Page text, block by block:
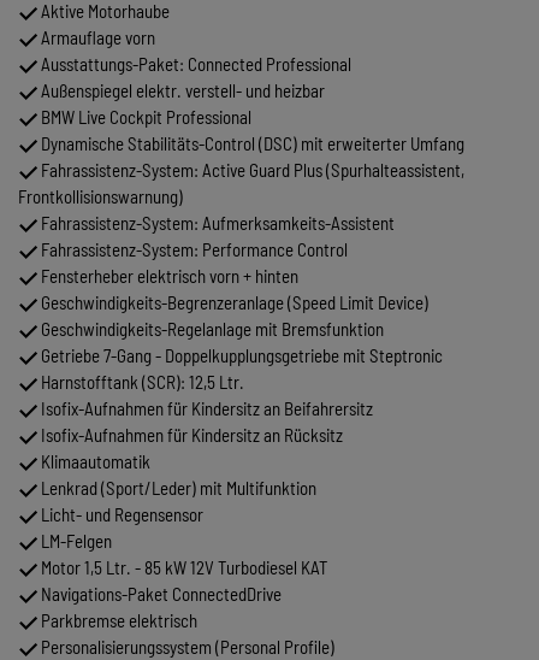
Aktive Motorhaube
Armauflage vorn
Ausstattungs-Paket: Connected Professional
Außenspiegel elektr. verstell- und heizbar
BMW Live Cockpit Professional
Dynamische Stabilitäts-Control (DSC) mit erweiterter Umfang
Fahrassistenz-System: Active Guard Plus (Spurhalteassistent,
Frontkollisionswarnung)
Fahrassistenz-System: Aufmerksamkeits-Assistent
Fahrassistenz-System: Performance Control
Fensterheber elektrisch vorn + hinten
Geschwindigkeits-Begrenzeranlage (Speed Limit Device)
Geschwindigkeits-Regelanlage mit Bremsfunktion
Getriebe 7-Gang - Doppelkupplungsgetriebe mit Steptronic
Harnstofftank (SCR): 12,5 Ltr.
Isofix-Aufnahmen für Kindersitz an Beifahrersitz
Isofix-Aufnahmen für Kindersitz an Rücksitz
Klimaautomatik
Lenkrad (Sport/Leder) mit Multifunktion
Licht- und Regensensor
LM-Felgen
Motor 1,5 Ltr. - 85 kW 12V Turbodiesel KAT
Navigations-Paket ConnectedDrive
Parkbremse elektrisch
Personalisierungssystem (Personal Profile)